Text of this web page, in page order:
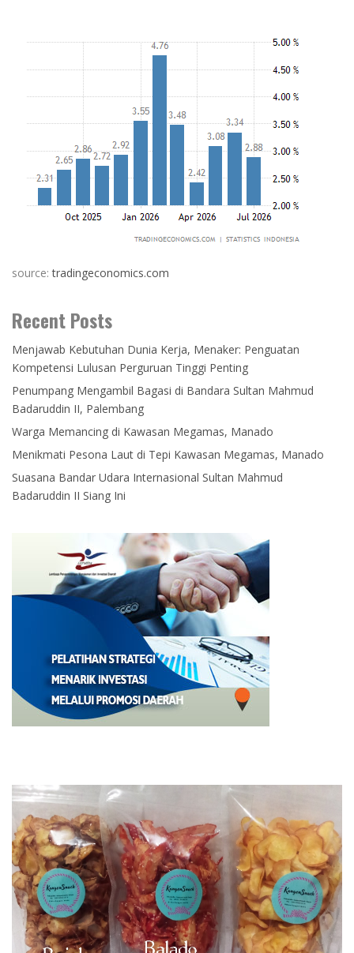
source:tradingeconomics.com
Recent Posts
Menjawab Kebutuhan Dunia Kerja, Menaker: Penguatan
Kompetensi Lulusan Perguruan Tinggi Penting
Penumpang Mengambil Bagasi di Bandara Sultan Mahmud
Badaruddin II, Palembang
Warga Memancing di Kawasan Megamas, Manado
Menikmati Pesona Laut di Tepi Kawasan Megamas, Manado
Suasana Bandar Udara Internasional Sultan Mahmud
Badaruddin II Siang Ini